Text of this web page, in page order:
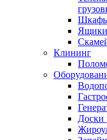
Шкафы
Клининг
Доски